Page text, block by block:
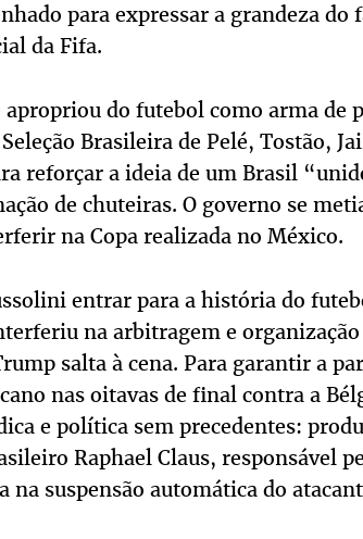
para expressar a grandeza do
da Fifa.
apropriou do futebol como arma de
Brasileira de Pelé, Tostão,
reforçar a ideia de um Brasil
de chuteiras. O governo se
na Copa realizada no México.
entrar para a história do
na arbitragem e
salta à cena. Para garantir a
nas oitavas de final contra a
e política sem precedentes:
Raphael Claus, responsável
suspensão automática do